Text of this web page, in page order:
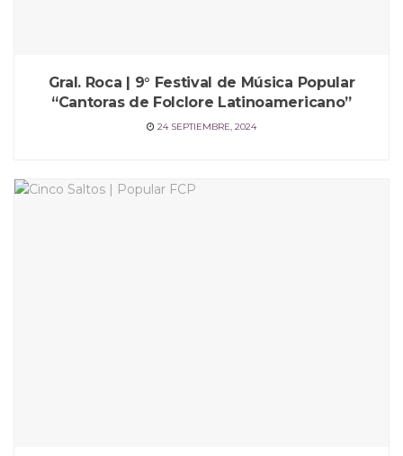
Gral. Roca | 9° Festival de Música Popular
“Cantoras de Folclore Latinoamericano”
24 SEPTIEMBRE, 2024